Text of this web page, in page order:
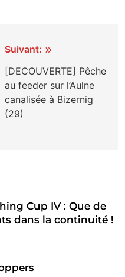
Suivant:
[DECOUVERTE] Pêche
au feeder sur l’Aulne
canalisée à Bizernig
(29)
Cup IV : Que de
dans la continuité !